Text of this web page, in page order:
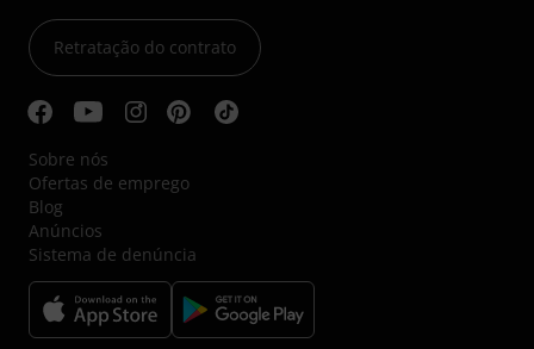
Retratação do contrato
Sobre nós
Ofertas de emprego
Blog
Anúncios
Sistema de denúncia